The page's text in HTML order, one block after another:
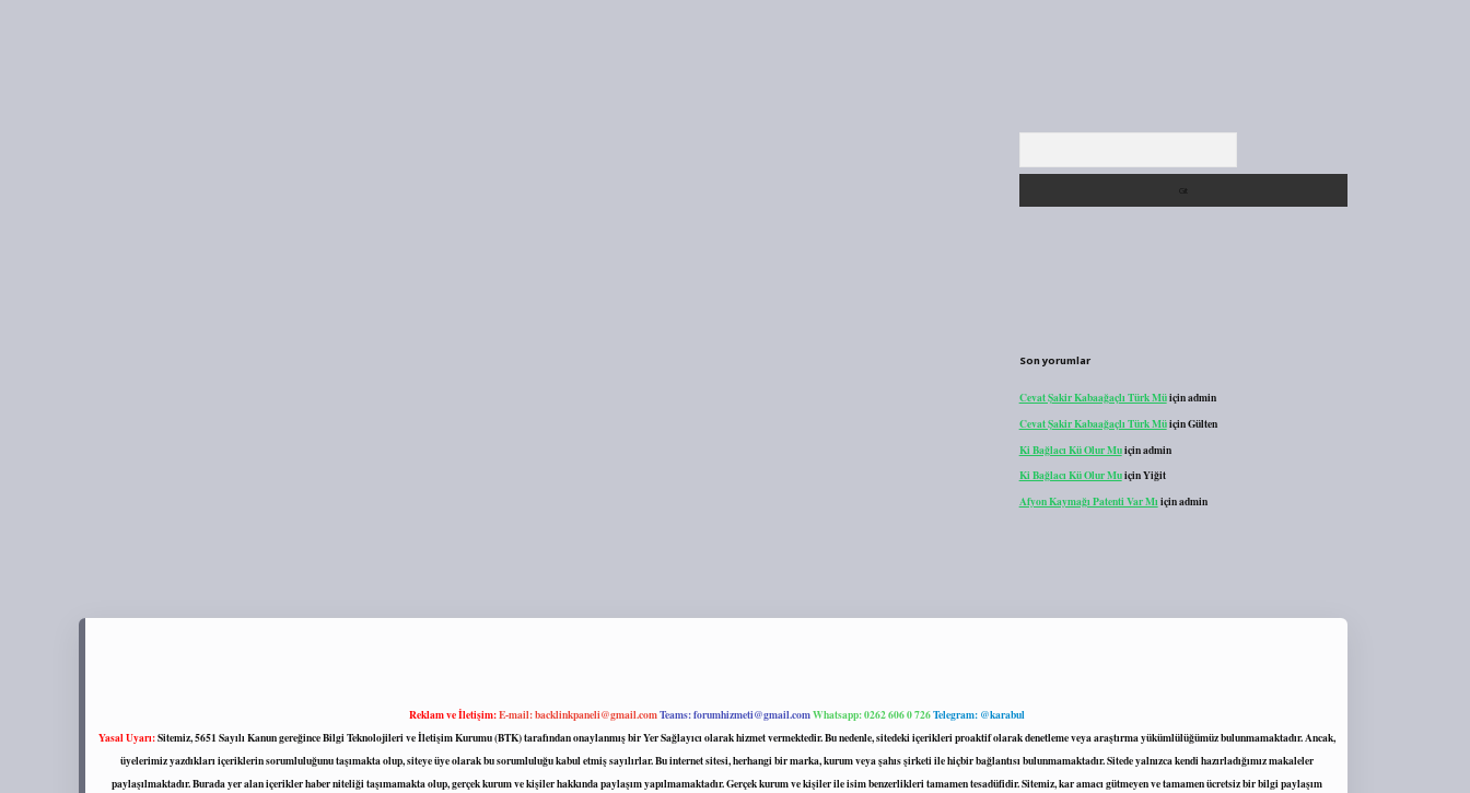
Son yorumlar
Cevat Şakir Kabaağaçlı Türk Müiçinadmin
Cevat Şakir Kabaağaçlı Türk MüiçinGülten
Ki Bağlacı Kü Olur Muiçinadmin
Ki Bağlacı Kü Olur MuiçinYiğit
Afyon Kaymağı Patenti Var Mı içinadmin
Reklam ve İletişim:E-mail:backlinkpaneli@gmail.comTeams:forumhizmeti@gmail.comWhatsapp: 0262 606 0 726Telegram: @karabul
Yasal Uyarı:Sitemiz, 5651 Sayılı Kanun gereğince Bilgi Teknolojileri ve İletişim Kurumu (BTK) tarafından onaylanmış bir Yer Sağlayıcı olarak hizmet vermektedir. Bu nedenle, sitedeki içerikleri proaktif olarak denetleme veya araştırma yükümlülüğümüz bulunmamaktadır. Ancak,
üyelerimiz yazdıkları içeriklerin sorumluluğunu taşımakta olup, siteye üye olarak bu sorumluluğu kabul etmiş sayılırlar. Bu internet sitesi, herhangi bir marka, kurum veya şahıs şirketi ile hiçbir bağlantısı bulunmamaktadır. Sitede yalnızca kendi hazırladığımız makaleler
paylaşılmaktadır. Burada yer alan içerikler haber niteliği taşımamakta olup, gerçek kurum ve kişiler hakkında paylaşım yapılmamaktadır. Gerçek kurum ve kişiler ile isim benzerlikleri tamamen tesadüfidir. Sitemiz, kar amacı gütmeyen ve tamamen ücretsiz bir bilgi paylaşım